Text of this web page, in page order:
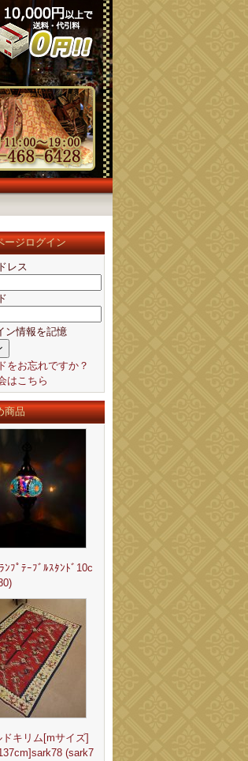
ージログイン
レス
ン情報を記憶
をお忘れですか？
はこちら
商品
ﾝﾌﾟﾃｰﾌﾞﾙｽﾀﾝﾄﾞ10c
ドキリム[mサイズ]
(sark7